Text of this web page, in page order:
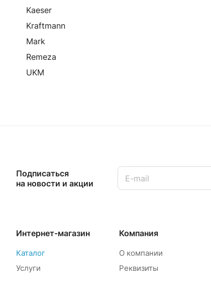
Kaeser
Kraftmann
Mark
Remeza
UKM
Подписаться
на новости и акции
Интернет-магазин
Каталог
Услуги
Компания
О компании
Реквизиты